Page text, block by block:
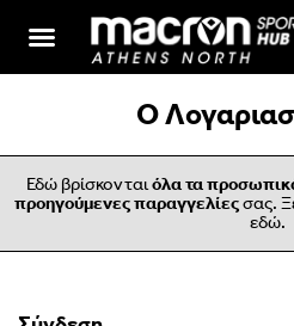
Ο
Εδώ βρίσκονταιόλα τα
προηγούμενες παραγγελίεςσας.
εδώ.